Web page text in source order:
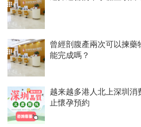
曾經剖腹產兩次可以揀藥
能完成嗎？
越来越多港人北上深圳消
止懷孕預約